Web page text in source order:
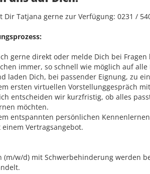
Dir Tatjana gerne zur Verfügung: 0231 /
gerne direkt oder melde Dich bei
immer, so schnell wie möglich auf
laden Dich, bei passender Eignung, zu
ersten virtuellen Vorstellunggespräch
entscheiden wir kurzfristig, ob alles
möchten.
entspannten persönlichen
Vertragsangebot.
(m/w/d) mit Schwerbehinderung werden